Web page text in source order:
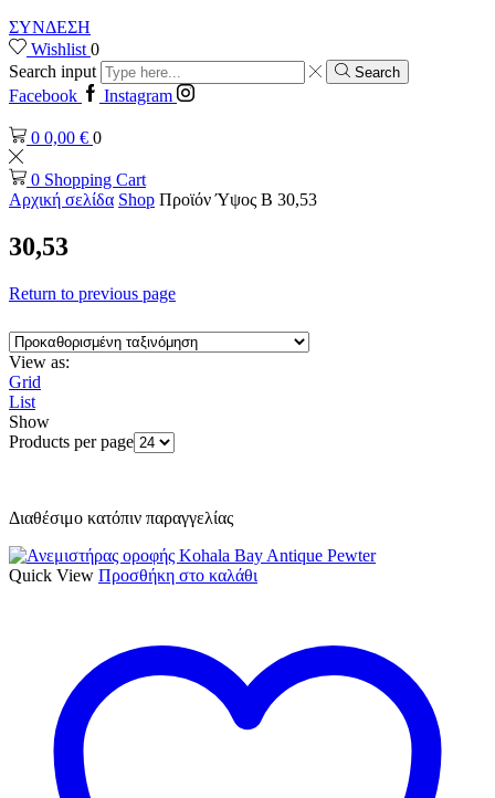
ΣΥΝΔΕΣΗ
Wishlist 0
Search input
Search
Facebook Instagram
0 0,00 € 0
0 Shopping Cart
Αρχική σελίδα Shop Προϊόν Ύψος B 30,53
30,53
Return to previous page
View as:
Grid
List
Show
Products per page
Διαθέσιμο κατόπιν παραγγελίας
Quick View Προσθήκη στο καλάθι